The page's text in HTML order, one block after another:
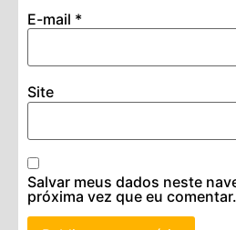
E-mail *
Site
Salvar meus dados neste
próxima vez que eu comentar.